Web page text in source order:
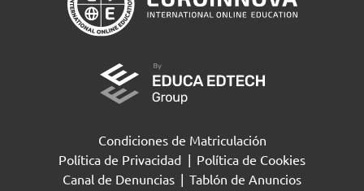
Condiciones de Matriculación
Política de Privacidad
Política de Cookies
Canal de Denuncias
Tablón de Anuncios